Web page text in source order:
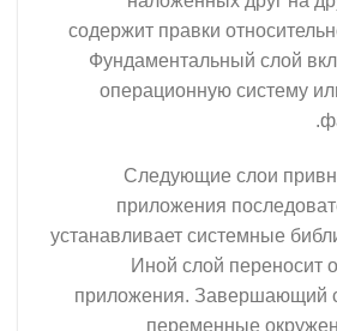
содержит правки
Фундаментальный слой
операционную систему
Следующие слои
приложения
устанавливает системные
Иной слой переносит
приложения. Завершающий
переменные